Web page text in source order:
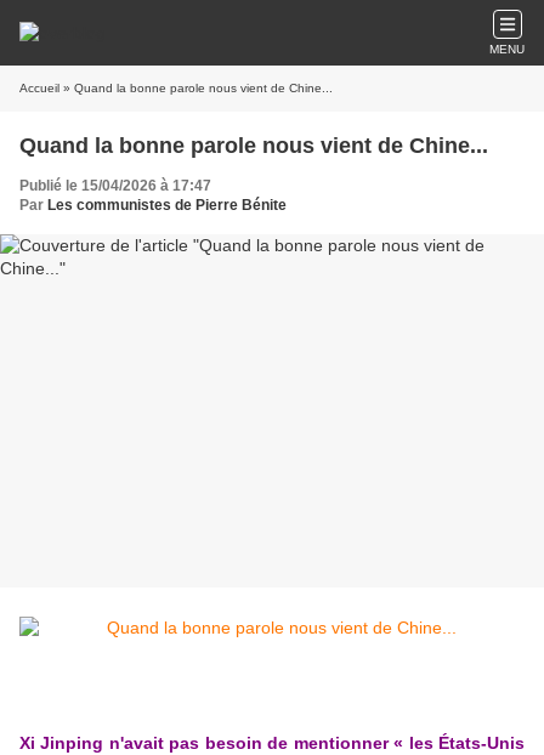
MENU
Accueil » Quand la bonne parole nous vient de Chine...
Quand la bonne parole nous vient de Chine...
Publié le 15/04/2026 à 17:47
Par Les communistes de Pierre Bénite
Xi Jinping n'avait pas besoin de mentionner « les États-Unis